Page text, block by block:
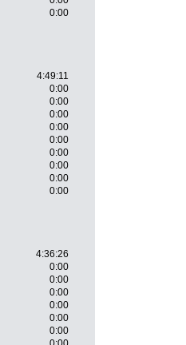
0:00
4:49:11
0:00
0:00
0:00
0:00
0:00
0:00
0:00
0:00
0:00
4:36:26
0:00
0:00
0:00
0:00
0:00
0:00